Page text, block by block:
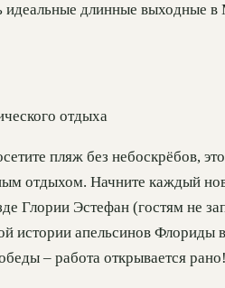
идеальные длинные выходные
отдыха
пляж без небоскрёбов,
отдыхом. Начните каждый
Глории Эстефан (гостям не
истории апельсинов
– работа открывается